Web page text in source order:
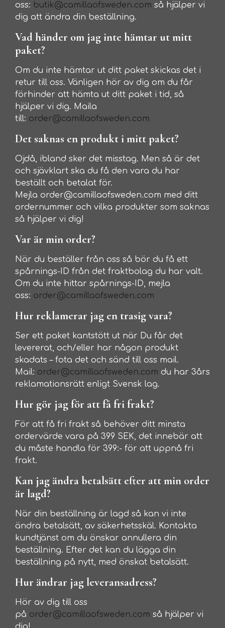
oss: butik@camillaofsweden.com så hjälper vi
dig att ändra din beställning.
Vad händer om jag inte hämtar ut mitt
paket?
Om du inte hämtar ut ditt paket skickas det i
retur till oss. Vänligen hör av dig om du får
förhinder att hämta ut ditt paket i tid, så
hjälper vi dig. Maila
till: order@camillaofsweden.com
Det saknas en produkt i mitt paket?
Ojdå, ibland sker det misstag. Men så är det
och sjävklart ska du få den vara du har
beställt och betalat för.
Mejla order@camillaofsweden.com med ditt
ordernummer och vilka produkter som saknas
så hjälper vi dig!
Var är min order?
När du beställer från oss så bör du få ett
spårnings-ID från det fraktbolag du har valt.
Om du inte hittar spårnings-ID, mejla
oss: order@camillaofsweden.com
Hur reklamerar jag en trasig vara?
Ser ett paket kantstött ut när Du får det
levererat, och/eller har någon produkt
skadats – fota det och sänd till oss mail.
Mail: order@camillaofsweden.com du har 3års
reklamationsrätt enligt Svensk lag.
Hur gör jag för att få fri frakt?
För att få fri frakt så behöver ditt minsta
ordervärde vara på 399 SEK, det innebär att
du måste handla för 399:- för att uppnå fri
frakt.
Kan jag ändra betalsätt efter att min order
är lagd?
När din beställning är lagd så kan vi inte
ändra betalsätt, av säkerhetsskäl. Kontakta
kundtjänst om du önskar annullera din
beställning. Efter det kan du lägga din
beställning på nytt, med önskat betalsätt.
Hur ändrar jag leveransadress?
Hör av dig till oss
på order@camillaofsweden.com så hjälper vi